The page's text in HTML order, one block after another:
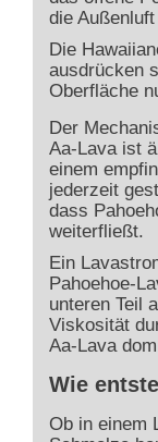
die
Die
ausdrücken
Oberfläche
Der
Aa-Lava ist
einem
jederzeit
dass
weiterfließt.
Ein
Pahoehoe-
unteren Teil
Viskosität
Aa-Lava
Wie
Ob in einem